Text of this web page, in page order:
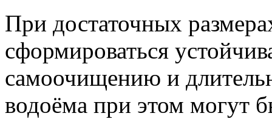
При достаточных
сформироваться
самоочищению и
водоёма при этом могут